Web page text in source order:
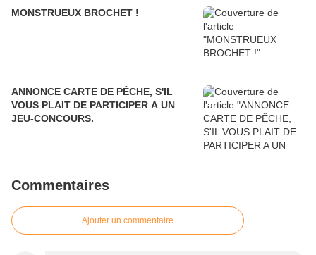
MONSTRUEUX BROCHET !
ANNONCE CARTE DE PÊCHE, S'IL
VOUS PLAIT DE PARTICIPER A UN
JEU-CONCOURS.
Commentaires
Ajouter un commentaire